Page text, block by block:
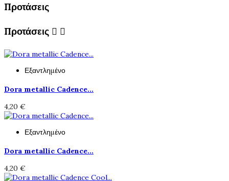
Προτάσεις
Προτάσεις  
Εξαντλημένο
Dora metallic Cadence...
4,20 €
Εξαντλημένο
Dora metallic Cadence...
4,20 €